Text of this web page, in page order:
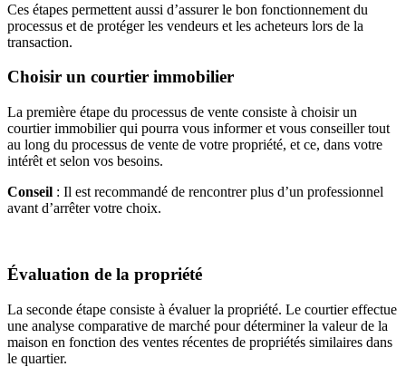
Ces étapes permettent aussi d’assurer le bon fonctionnement du
processus et de protéger les vendeurs et les acheteurs lors de la
transaction.
Choisir un courtier immobilier
La première étape du processus de vente consiste à choisir un
courtier immobilier qui pourra vous informer et vous conseiller tout
au long du processus de vente de votre propriété, et ce, dans votre
intérêt et selon vos besoins.
Conseil : Il est recommandé de rencontrer plus d’un professionnel
avant d’arrêter votre choix.
Évaluation de la propriété
La seconde étape consiste à évaluer la propriété. Le courtier effectue
une analyse comparative de marché pour déterminer la valeur de la
maison en fonction des ventes récentes de propriétés similaires dans
le quartier.